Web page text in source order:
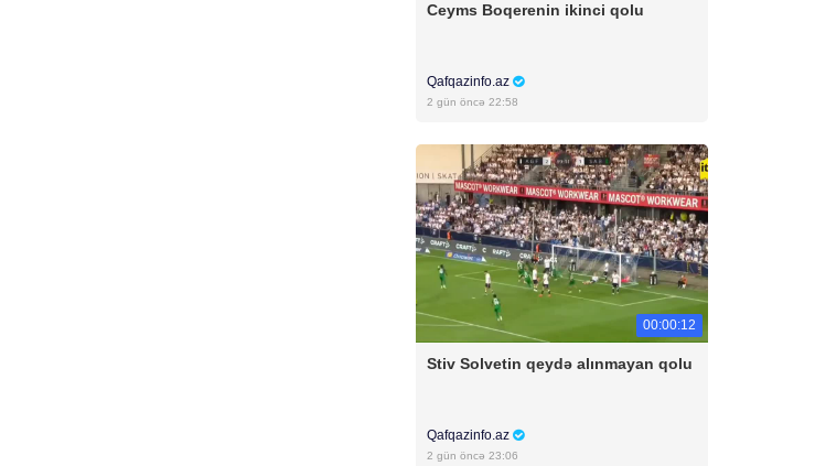
Ceyms Boqerenin ikinci qolu
Qafqazinfo.az
2 gün öncə 22:58
00:00:12
Stiv Solvetin qeydə alınmayan qolu
Qafqazinfo.az
2 gün öncə 23:06